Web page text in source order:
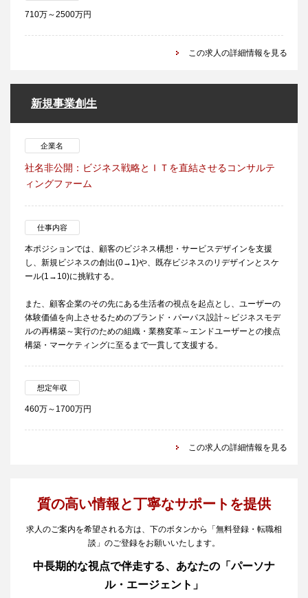
710万～2500万円
この求人の詳細情報を見る
新規事業創生
企業名
社名非公開：ビジネス戦略とＩＴを直結させるコンサルテ
ィングファーム
仕事内容
本ポジションでは、顧客のビジネス構想・サービスデザインを支援
し、新規ビジネスの創出(0→1)や、既存ビジネスのリデザインとスケ
ール(1→10)に挑戦する。
また、顧客企業のその先にある生活者の視点を起点とし、ユーザーの
体験価値を向上させるためのブランド・パーパス設計～ビジネスモデ
ルの再構築～実行のための組織・業務変革～エンドユーザーとの接点
構築・マーケティングに至るまで一貫して支援する。
想定年収
460万～1700万円
この求人の詳細情報を見る
質の高い情報と丁寧なサポートを提供
求人のご案内を希望される方は、下のボタンから「無料登録・転職相
談」のご登録をお願いいたします。
中長期的な視点で伴走する、あなたの「パーソナ
ル・エージェント」